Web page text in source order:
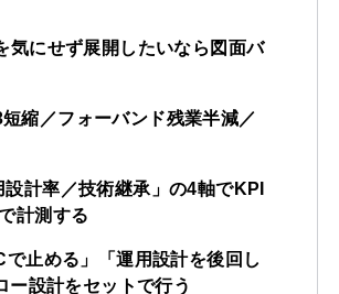
にせず展開したいなら図面バ
縮／フォーバンド残業半減／
計率／技術継承」の4軸でKPI
計測する
止める」「運用設計を後回し
設計をセットで行う